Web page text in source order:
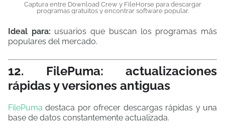
Captura entre Download Crew y FileHorse para descargar
programas gratuitos y encontrar software popular.
Ideal para: usuarios que buscan los programas más
populares del mercado.
12. FilePuma: actualizaciones
rápidas y versiones antiguas
FilePuma destaca por ofrecer descargas rápidas y una
base de datos constantemente actualizada.